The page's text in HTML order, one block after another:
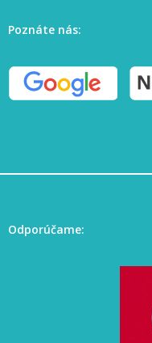
Poznáte nás:
Odporúčame: